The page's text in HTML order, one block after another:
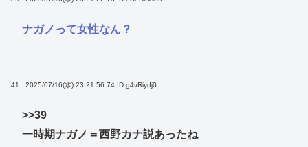
ナガノって女性なん？
41 : 2025/07/16(水) 23:21:56.74 ID:g4vRiydj0
>>39
一時期ナガノ＝西野カナ説あったね